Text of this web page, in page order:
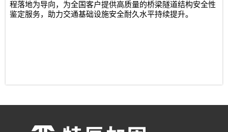
程落地为导向，为全国客户提供高质量的桥梁隧道结构安全性
鉴定服务，助力交通基础设施安全耐久水平持续提升。